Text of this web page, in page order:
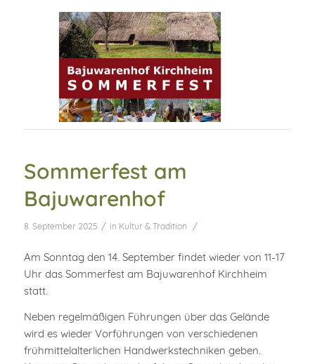
Sommerfest am
Bajuwarenhof
8. September 2025 / in Kultur & Tradition /
Am Sonntag den 14. September findet wieder von 11-17
Uhr das Sommerfest am Bajuwarenhof Kirchheim
statt.
Neben regelmäßigen Führungen über das Gelände
wird es wieder Vorführungen von verschiedenen
frühmittelalterlichen Handwerkstechniken geben.